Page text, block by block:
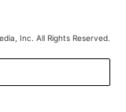
Inc. All Rights Reserved.